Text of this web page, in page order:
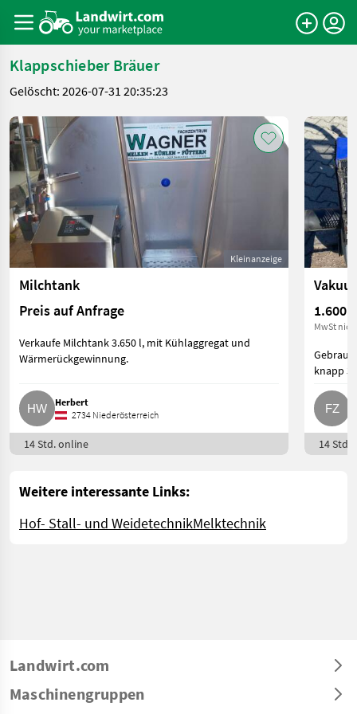
Klappschieber Bräuer
Gelöscht: 2026-07-31 20:35:23
Kleinanzeige
Milchtank
Preis auf Anfrage
Verkaufe Milchtank 3.650 l, mit Kühlaggregat und
Wärmerückgewinnung.
Herbert
2734 Niederösterreich
14 Std. online
1.600 €
MwSt
knapp 3
14 Std.
Weitere interessante Links:
Hof- Stall- und WeidetechnikMelktechnik
Landwirt.com
Maschinengruppen